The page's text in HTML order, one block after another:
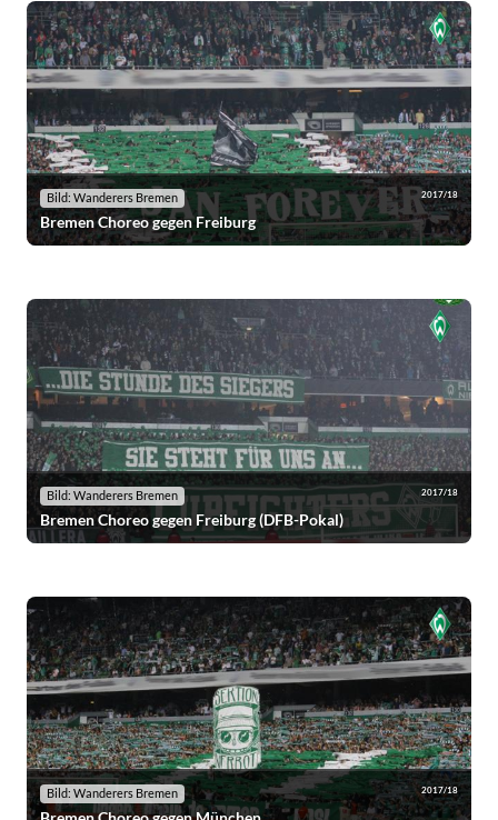
Bild: Wanderers Bremen 2017/18
Bremen Choreo gegen Freiburg
Bild: Wanderers Bremen 2017/18
Bremen Choreo gegen Freiburg (DFB-Pokal)
Bild: Wanderers Bremen 2017/18